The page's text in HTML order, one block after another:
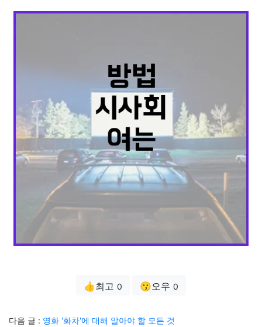
👍최고 0 😗오우 0
다음 글 : 영화 '화차'에 대해 알아야 할 모든 것